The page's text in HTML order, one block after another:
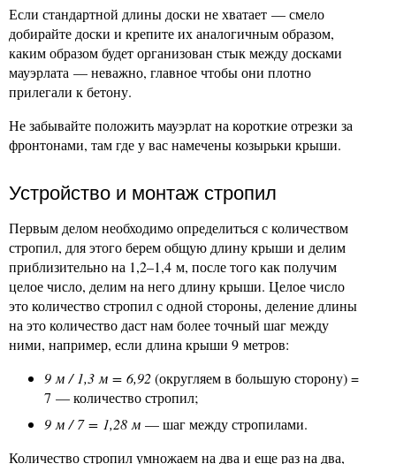
Если стандартной длины доски не хватает — смело
добирайте доски и крепите их аналогичным образом,
каким образом будет организован стык между досками
мауэрлата — неважно, главное чтобы они плотно
прилегали к бетону.
Не забывайте положить мауэрлат на короткие отрезки за
фронтонами, там где у вас намечены козырьки крыши.
Устройство и монтаж стропил
Первым делом необходимо определиться с количеством
стропил, для этого берем общую длину крыши и делим
приблизительно на 1,2–1,4 м, после того как получим
целое число, делим на него длину крыши. Целое число
это количество стропил с одной стороны, деление длины
на это количество даст нам более точный шаг между
ними, например, если длина крыши 9 метров:
9 м / 1,3 м = 6,92(округляем в большую сторону) =
7 — количество стропил;
9 м / 7 = 1,28 м — шаг между стропилами.
Количество стропил умножаем на два и еще раз на два,